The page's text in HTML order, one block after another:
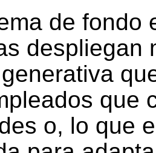
de fondo
despliegan
que
o, lo que